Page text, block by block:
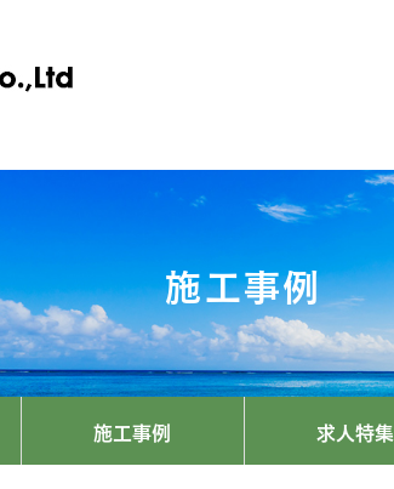
施工事例
施工事例 求人特集